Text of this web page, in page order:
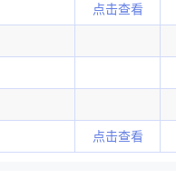
点击查看
点击查看